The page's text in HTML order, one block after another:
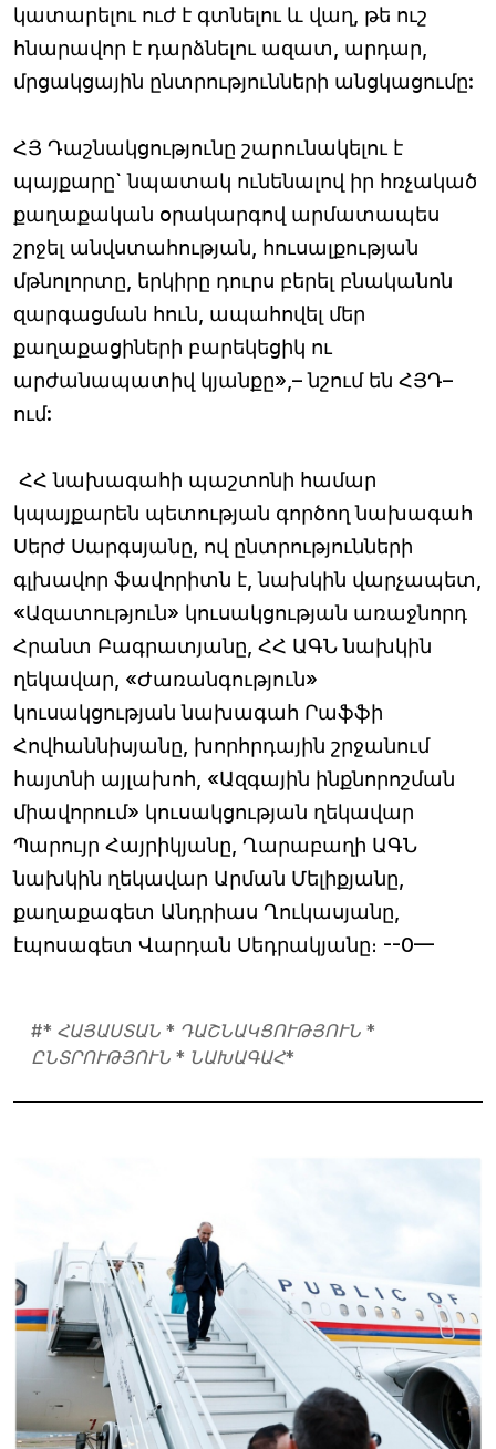
կատարելու ուժ է գտնելու և վաղ, թե ուշ
հնարավոր է դարձնելու ազատ, արդար,
մրցակցային ընտրությունների անցկացումը:
ՀՅ Դաշնակցությունը շարունակելու է
պայքարը` նպատակ ունենալով իր հռչակած
քաղաքական օրակարգով արմատապես
շրջել անվստահության, հուսալքության
մթնոլորտը, երկիրը դուրս բերել բնականոն
զարգացման հուն, ապահովել մեր
քաղաքացիների բարեկեցիկ ու
արժանապատիվ կյանքը»,– նշում են ՀՅԴ–
ում:
ՀՀ նախագահի պաշտոնի համար
կպայքարեն պետության գործող նախագահ
Սերժ Սարգսյանը, ով ընտրությունների
գլխավոր ֆավորիտն է, նախկին վարչապետ,
«Ազատություն» կուսակցության առաջնորդ
Հրանտ Բագրատյանը, ՀՀ ԱԳՆ նախկին
ղեկավար, «Ժառանգություն»
կուսակցության նախագահ Րաֆֆի
Հովհաննիսյանը, խորհրդային շրջանում
հայտնի այլախոհ, «Ազգային ինքնորոշման
միավորում» կուսակցության ղեկավար
Պարույր Հայրիկյանը, Ղարաբաղի ԱԳՆ
նախկին ղեկավար Արման Մելիքյանը,
քաղաքագետ Անդրիաս Ղուկասյանը,
էպոսագետ Վարդան Սեդրակյանը։ --0—
#* ՀԱՅԱՍՏԱՆ * ԴԱՇՆԱԿՑՈՒԹՅՈՒՆ *
ԸՆՏՐՈՒԹՅՈՒՆ * ՆԱԽԱԳԱՀ*